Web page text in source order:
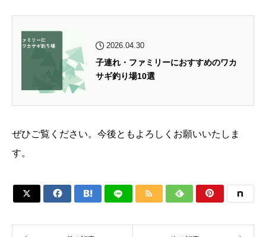
2026.04.30
子連れ・ファミリーにおすすめのワカ
サギ釣り場10選
ぜひご覧ください。今後ともよろしくお願いいたしま
す。
     